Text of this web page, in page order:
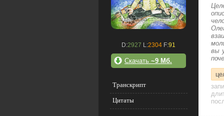
D:2927 L:2304 F:91
Скачать ~9 Мб.
Транскрипт
Цитаты
вы